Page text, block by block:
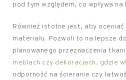
pod tym względem, co wpływa
Również istotne jest, aby oceniać
materiału. Pozwoli to na lepsze
planowanego przeznaczenia
meblach czy dekoracjach, gdzie
odporność na ścieranie czy